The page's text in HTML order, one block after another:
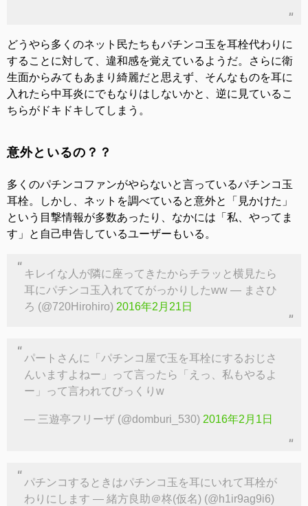
どうやら多くのネット民たちもパチンコ玉を耳栓代わりに
することに対して、違和感を覚えているようだ。さらに衛
生面からみてもあまり綺麗だと思えず、そんなものを耳に
入れたら中耳炎にでもなりはしないかと、逆に見ているこ
ちらがドキドキしてしまう。
意外といるの？？
多くのパチンコファンがやらないと言っているパチンコ玉
耳栓。しかし、ネットを調べていると意外と「見かけた」
という目撃情報が多数あったり、なかには「私、やってま
す」と自己申告しているユーザーもいる。
キレイな人が隣に座ってきたからチラッと横見たら
耳にパチンコ玉入れててがっかりしたww — まさひ
ろ (@720Hirohiro) 2016年2月21日
パートさんに「パチンコ屋で玉を耳栓にするおじさ
んいますよねー」って言ったら「えっ、私もやるよ
ー」って言われてびっくりw
— 三遊亭フリーザ (@domburi_530) 2016年2月1日
パチンコするときはパチンコ玉を耳にいれて耳栓が
わりにします — 緒方良助＠柊(仮名) (@h1ir9ag9i6)